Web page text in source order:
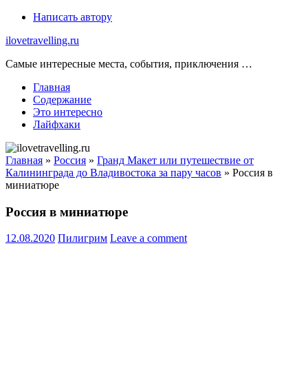
Skip
content
Написать автору
ilovetravelling.ru
Самые интересные места, события, приключения …
Главная
Содержание
Это интересно
Лайфхаки
Главная » Россия » Гранд Макет или путешествие от
Калининграда до Владивостока за пару часов » Россия в
миниатюре
Россия в миниатюре
12.08.2020 Пилигрим Leave a comment